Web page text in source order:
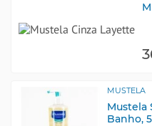
MUSTELA
Mustela
Banho,